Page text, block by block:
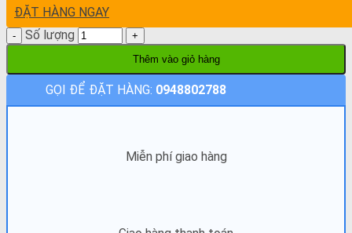
ĐẶT HÀNG NGAY
Số lượng
Thêm vào giỏ hàng
GỌI ĐỂ ĐẶT HÀNG: 0948802788
Miễn phí giao hàng